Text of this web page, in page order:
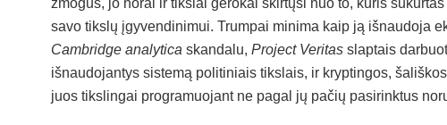
žmogus, jo norai ir tikslai gerokai skirtųsi nuo to, kuris
savo tikslų įgyvendinimui. Trumpai minima kaip ją išnaudoja
Cambridge analytica skandalu, Project Veritas slaptais
išnaudojantys sistemą politiniais tikslais, ir kryptingos,
juos tikslingai programuojant ne pagal jų pačių pasirinktus